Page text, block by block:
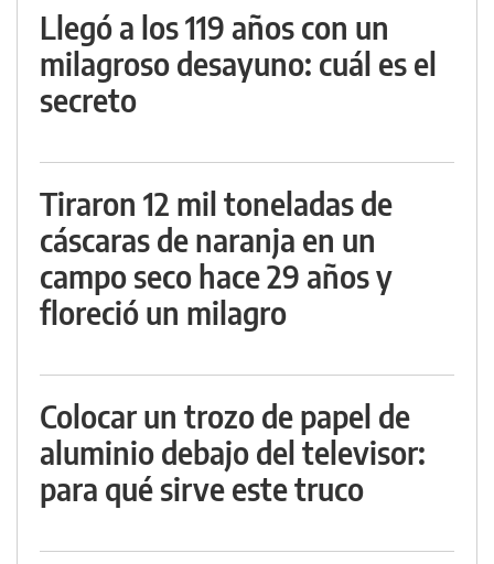
Llegó a los 119 años con un
milagroso desayuno: cuál es el
secreto
Tiraron 12 mil toneladas de
cáscaras de naranja en un
campo seco hace 29 años y
floreció un milagro
Colocar un trozo de papel de
aluminio debajo del televisor:
para qué sirve este truco